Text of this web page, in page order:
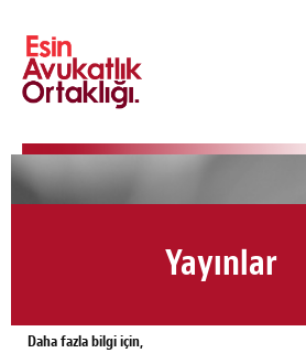
Yayınlar
Daha fazla bilgi için,